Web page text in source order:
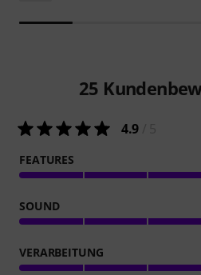
25
4.9
FEATURES
SOUND
VERARBEITUNG